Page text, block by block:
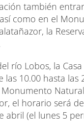
también
como en el
la
río Lobos, la
10.00 hasta
el horario será
abril (el lunes 5